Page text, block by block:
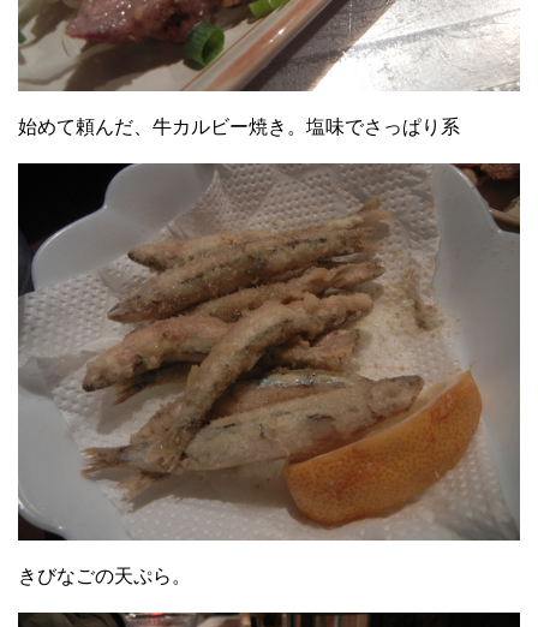
始めて頼んだ、牛カルビー焼き。塩味でさっぱり系
きびなごの天ぷら。